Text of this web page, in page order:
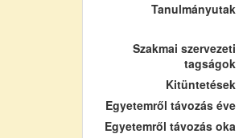
Tanulmányutak
Szakmai szervezeti
tagságok
Kitüntetések
Egyetemről távozás éve
Egyetemről távozás oka